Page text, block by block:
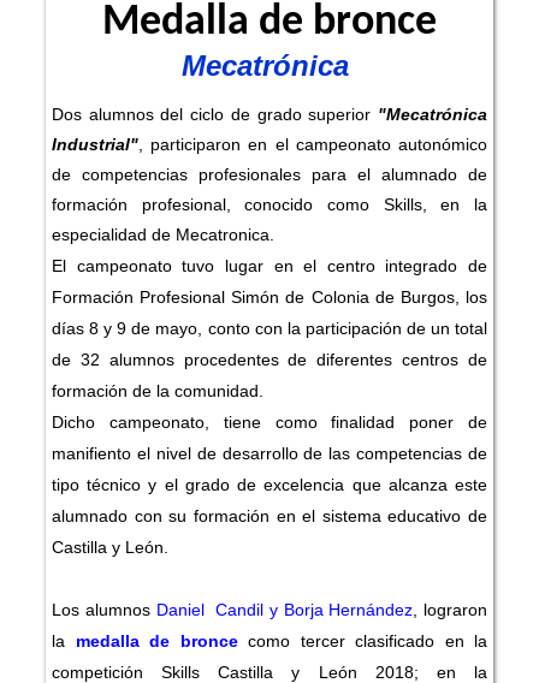
Medalla de bronce
Mecatrónica
Dos alumnosdel ciclo de grado superior "Mecatrónica
Industrial" , participaron en el campeonato autonómico
de competencias profesionales para el alumnado de
formación profesional, conocido como Skills, en la
especialidad de Mecatronica.
El campeonato tuvo lugar en el centro integrado de
Formación Profesional Simón de Colonia de Burgos, los
días 8 y 9 de mayo, conto con la participación de un total
de 32 alumnos procedentes de diferentes centros de
formación de la comunidad.
Dicho campeonato, tiene como finalidad poner de
manifiento el nivel de desarrollo de las competencias de
tipo técnico y el grado de excelencia que alcanza este
alumnado con su formación en el sistema educativo de
Castilla y León.
Los alumnos Daniel Candil y Borja Hernández , lograron
la medalla de broncecomo tercer clasificado en la
competición Skills Castilla y León 2018; en la